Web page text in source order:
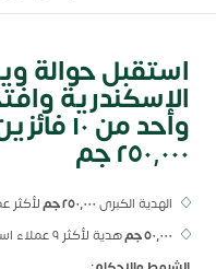
استقبل حوالة
الإسكندرية
واحد من
٢٥٠,٠٠٠ جم
الهدية الكبرى ٢٥٠٬٠٠٠ جم
لأكثر
٥٠٬٠٠٠ جم
هدية لأكثر ٩ عملاء استقبالاً للحوالات